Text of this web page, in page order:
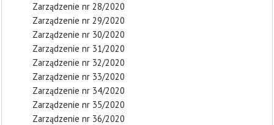
Zarządzenie nr 28/2020
Zarządzenie nr 29/2020
Zarządzenie nr 30/2020
Zarządzenie nr 31/2020
Zarządzenie nr 32/2020
Zarządzenie nr 33/2020
Zarządzenie nr 34/2020
Zarządzenie nr 35/2020
Zarządzenie nr 36/2020